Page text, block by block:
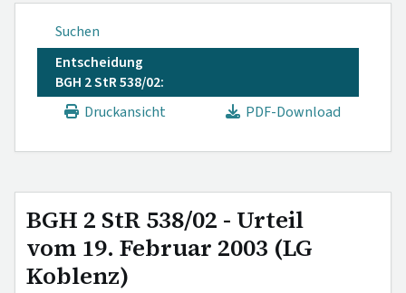
Suchen
Entscheidung
BGH 2 StR 538/02:
Druckansicht
PDF-Download
BGH 2 StR 538/02 - Urteil
vom 19. Februar 2003 (LG
Koblenz)